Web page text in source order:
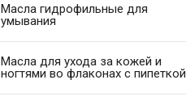
Масла гидрофильные для
умывания
Масла для ухода за кожей и
ногтями во флаконах с пипеткой